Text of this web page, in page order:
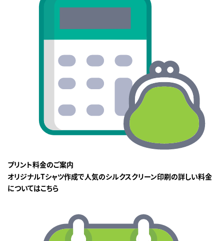
プリント料金のご案内
オリジナルTシャツ作成で人気のシルクスクリーン印刷の詳しい料金
についてはこちら